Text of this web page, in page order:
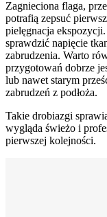
Zagnieciona flaga,
potrafią zepsuć
pielęgnacja
sprawdzić napięcie
zabrudzenia. Warto
przygotowań dobrze
lub nawet starym
zabrudzeń z podłoża.
Takie drobiazgi
wygląda świeżo i
pierwszej kolejności.